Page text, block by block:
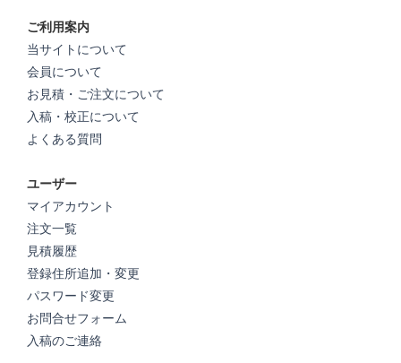
ご利用案内
当サイトについて
会員について
お見積・ご注文について
入稿・校正について
よくある質問
ユーザー
マイアカウント
注文一覧
見積履歴
登録住所追加・変更
パスワード変更
お問合せフォーム
入稿のご連絡